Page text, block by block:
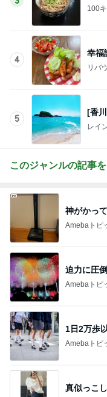
100
4
幸福
リバ
5
[香
レイ
このジャンルの記事
神がかっ
Amebaトピ
迫力に圧
Amebaトピ
1日2万歩
Amebaトピ
真似っこ